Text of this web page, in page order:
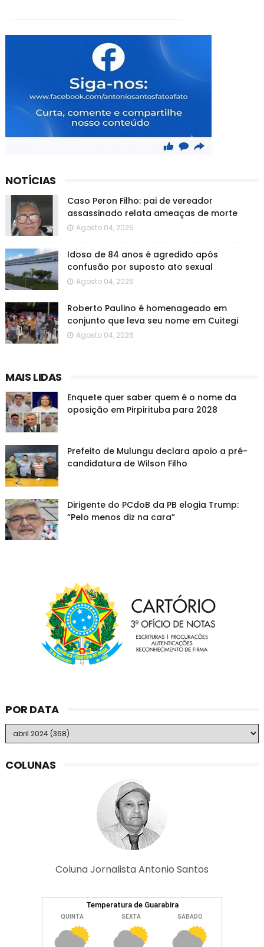
NOTÍCIAS
Caso Peron Filho: pai de vereador
assassinado relata ameaças de morte
Agosto 04, 2026
Idoso de 84 anos é agredido após
confusão por suposto ato sexual
Agosto 04, 2026
Roberto Paulino é homenageado em
conjunto que leva seu nome em Cuitegi
Agosto 04, 2026
MAIS LIDAS
Enquete quer saber quem é o nome da
oposição em Pirpirituba para 2028
Prefeito de Mulungu declara apoio a pré-
candidatura de Wilson Filho
Dirigente do PCdoB da PB elogia Trump:
“Pelo menos diz na cara”
POR DATA
COLUNAS
Coluna Jornalista Antonio Santos